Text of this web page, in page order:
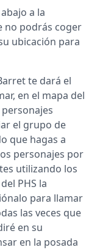
a la
no podrás coger
ubicación para
te dará el
en el mapa del
el grupo de
que hagas a
personajes por
utilizando los
PHS la
para llamar
las veces que
en su
en la posada